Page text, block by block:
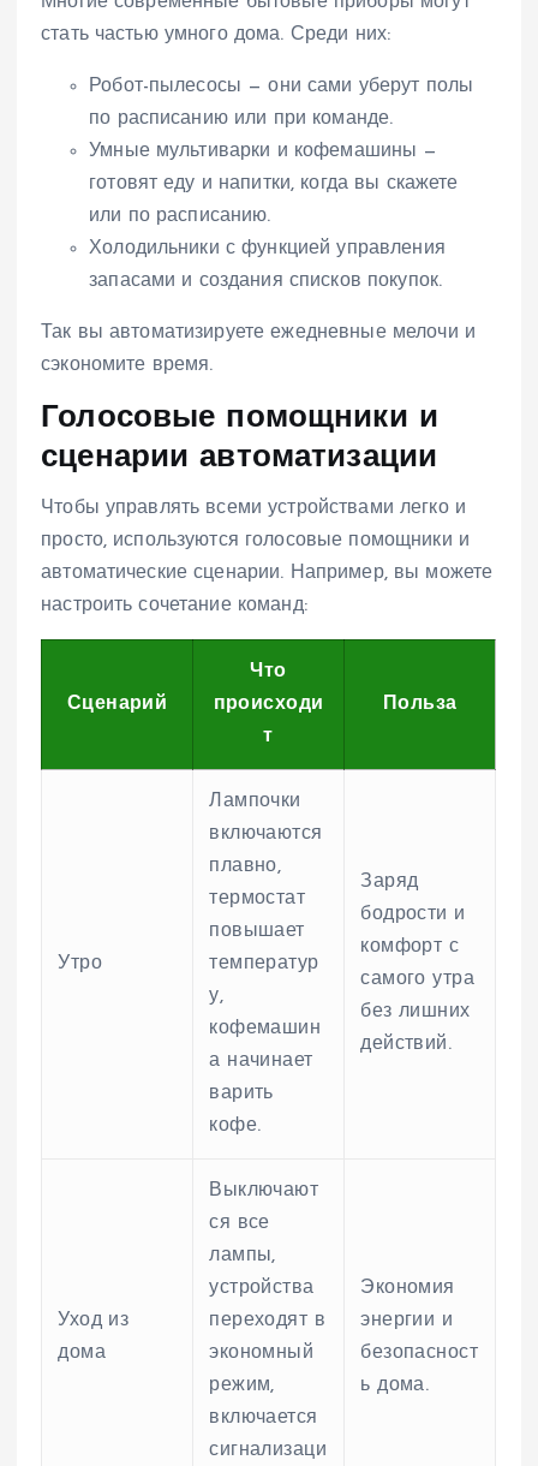
стать частью умного дома. Среди них:
Робот-пылесосы — они сами уберут полы
по расписанию или при команде.
Умные мультиварки и кофемашины —
готовят еду и напитки, когда вы скажете
или по расписанию.
Холодильники с функцией управления
запасами и создания списков покупок.
Так вы автоматизируете ежедневные мелочи и
сэкономите время.
Голосовые помощники и
сценарии автоматизации
Чтобы управлять всеми устройствами легко и
просто, используются голосовые помощники и
автоматические сценарии. Например, вы можете
настроить сочетание команд:
Сценарий
Что
происходи
т
Польза
Утро
Лампочки
включаются
плавно,
термостат
повышает
температур
у,
кофемашин
а начинает
варить
кофе.
Заряд
бодрости и
комфорт с
самого утра
без лишних
действий.
Уход из
дома
Выключают
ся все
лампы,
устройства
переходят в
экономный
режим,
включается
сигнализаци
Экономия
энергии и
безопасност
ь дома.